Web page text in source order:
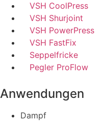
VSH CoolPress
VSH Shurjoint
VSH PowerPress
VSH FastFix
Seppelfricke
Pegler ProFlow
Anwendungen
Dampf